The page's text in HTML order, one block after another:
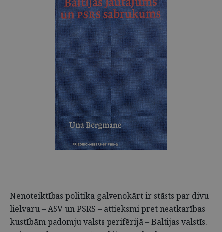
Nenoteiktības politika galvenokārt ir stāsts par divu
lielvaru – ASV un PSRS – attieksmi pret neatkarības
kustībām padomju valsts perifērijā – Baltijas valstīs.